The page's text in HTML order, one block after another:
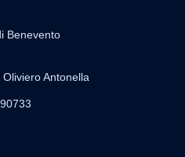
Benevento
Antonella